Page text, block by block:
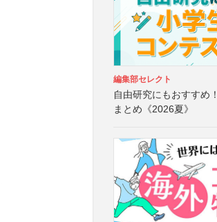
編集部セレクト
自由研究にもおすすめ
まとめ《2026夏》